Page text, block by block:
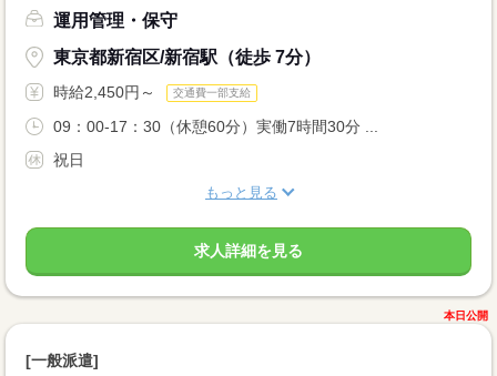
運用管理・保守
東京都新宿区/新宿駅（徒歩 7分）
時給2,450円～ 交通費一部支給
09：00-17：30（休憩60分）実働7時間30分 ...
祝日
もっと見る
求人詳細を見る
本日公開
[一般派遣]